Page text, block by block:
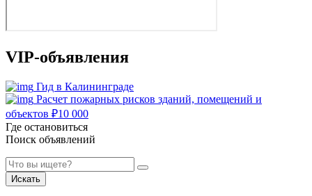
VIP-объявления
Гид в Калининграде
Расчет пожарных рисков зданий, помещений и
объектов ₽10 000
Где остановиться
Поиск объявлений
Искать